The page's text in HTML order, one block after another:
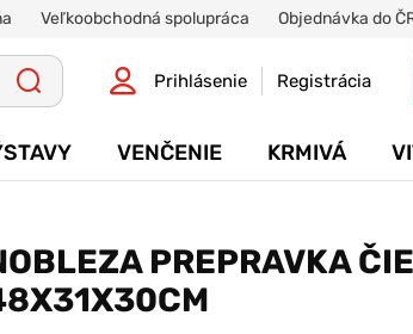
Veľkoobchodná spolupráca Objednávka do
Prihlásenie Registrácia
VENČENIE KRMIVÁ
PREPRAVKA